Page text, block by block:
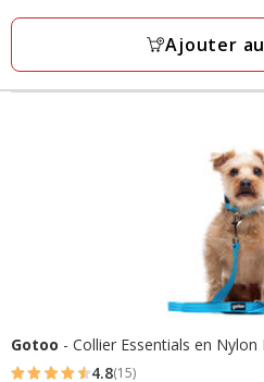
7
à
18.99€
Ajouter
Gotoo - Collier Essentials en
4.8(15)